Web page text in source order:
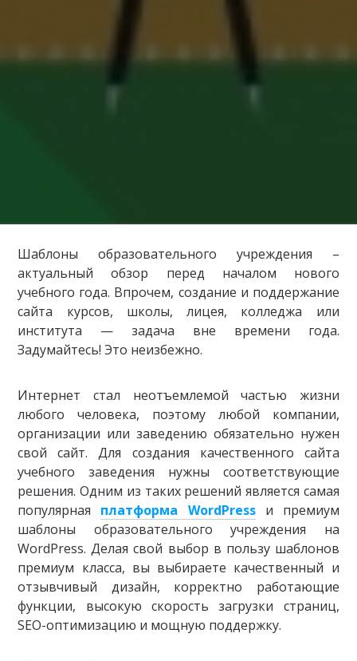
Шаблоны образовательного учреждения –
актуальный обзор перед началом нового
учебного года. Впрочем, создание и поддержание
сайта курсов, школы, лицея, колледжа или
института — задача вне времени года.
Задумайтесь! Это неизбежно.
Интернет стал неотъемлемой частью жизни
любого человека, поэтому любой компании,
организации или заведению обязательно нужен
свой сайт. Для создания качественного сайта
учебного заведения нужны соответствующие
решения. Одним из таких решений является самая
популярная платформа WordPressи премиум
шаблоны образовательного учреждения на
WordPress. Делая свой выбор в пользу шаблонов
премиум класса, вы выбираете качественный и
отзывчивый дизайн, корректно работающие
функции, высокую скорость загрузки страниц,
SEO-оптимизацию и мощную поддержку.